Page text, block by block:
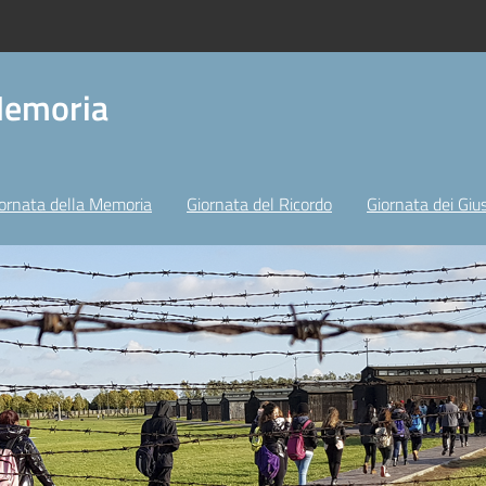
della Memoria Giornata del Ricordo Giornata dei